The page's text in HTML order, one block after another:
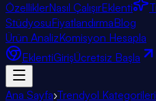
ÖzelliklerNasıl ÇalışırEklenti
StüdyosuFiyatlandırmaBlog
Ürün AnalizKomisyon Hesapla
EklentiGirişÜcretsiz Başla
Ana Sayfa›Trendyol Kategorileri